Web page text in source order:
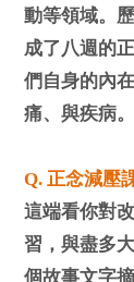
動等領域。
成了八週的
們自身的內
痛、與疾病。
Q. 正念減壓
這端看你對
習，與盡多
個故事文字